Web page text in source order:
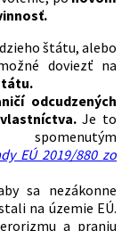
štátu, alebo
doviezť na
odcudzených
Je to
EÚ 2019/880 zo
sa nezákonne
na územie EÚ.
a praniu